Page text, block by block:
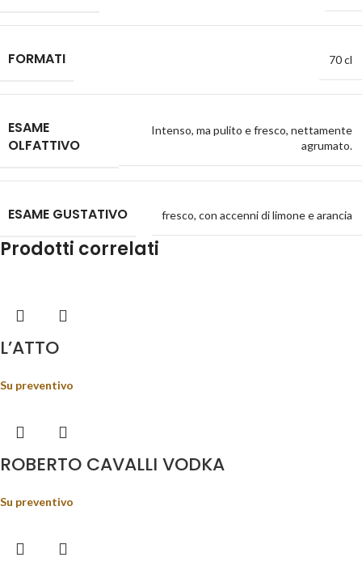
FORMATI 70 cl
ESAME
OLFATTIVO
Intenso, ma pulito e fresco, nettamente
agrumato.
ESAME GUSTATIVO fresco, con accenni di limone e arancia
Prodotti correlati
L’ATTO
Su preventivo
ROBERTO CAVALLI VODKA
Su preventivo